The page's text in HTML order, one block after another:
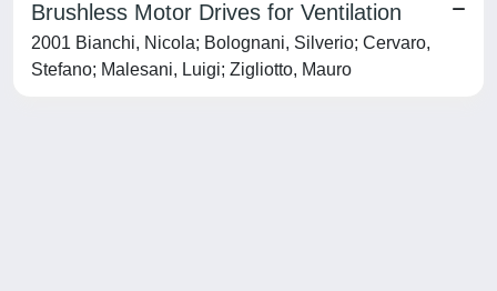
Brushless Motor Drives for Ventilation
2001 Bianchi, Nicola; Bolognani, Silverio; Cervaro,
Stefano; Malesani, Luigi; Zigliotto, Mauro